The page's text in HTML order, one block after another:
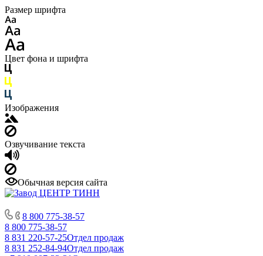
Размер шрифта
Цвет фона и шрифта
Изображения
Озвучивание текста
Обычная версия сайта
8 800 775-38-57
8 800 775-38-57
8 831 220-57-25Отдел продаж
8 831 252-84-94Отдел продаж